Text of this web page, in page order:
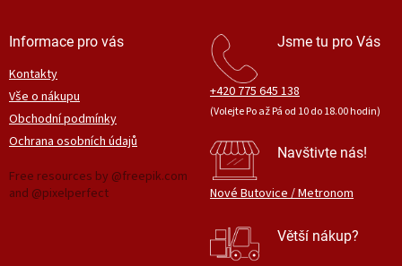
Informace pro vás
Kontakty
Vše o nákupu
Obchodní podmínky
Ochrana osobních údajů
Free resources by @freepik.com
and @pixelperfect
Jsme tu pro Vás
+420 775 645 138
(Volejte Po až Pá od 10 do 18.00 hodin)
Navštivte nás!
Nové Butovice / Metronom
Větší nákup?